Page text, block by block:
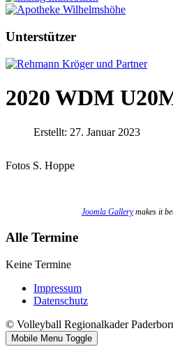
Unterstützer
2020 WDM
Erstellt: 27. Januar 2023
Fotos S. Hoppe
Joomla Gallerymakes it
Alle Termine
Keine Termine
Impressum
Datenschutz
© Volleyball Regionalkader
Mobile Menu Toggle